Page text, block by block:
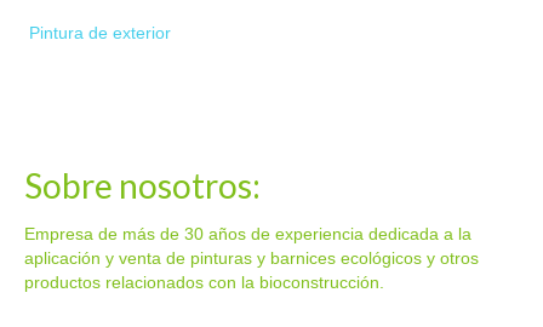
Pintura de exterior
Sobre nosotros:
Empresa de más de 30 años de experiencia dedicada a la
aplicación y venta de pinturas y barnices ecológicos y otros
productos relacionados con la bioconstrucción.